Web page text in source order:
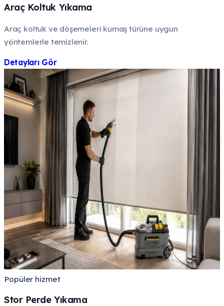
Araç Koltuk Yıkama
Araç koltuk ve döşemeleri kumaş türüne uygun
yöntemlerle temizlenir.
Detayları Gör
Popüler hizmet
Stor Perde Yıkama